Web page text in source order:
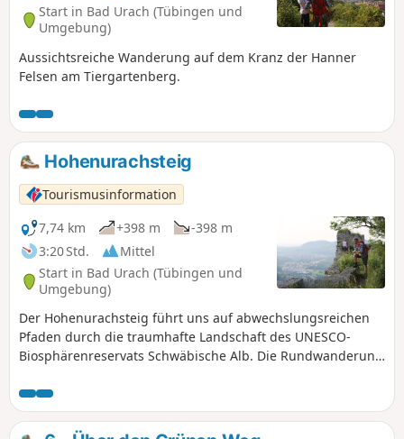
Start in Bad Urach (Tübingen und
Umgebung)
Aussichtsreiche Wanderung auf dem Kranz der Hanner
Felsen am Tiergartenberg.
Hohenurachsteig
Tourismusinformation
7,74 km
+398 m
-398 m
3:20 Std.
Mittel
Start in Bad Urach (Tübingen und
Umgebung)
Der Hohenurachsteig führt uns auf abwechslungsreichen
Pfaden durch die traumhafte Landschaft des UNESCO-
Biosphärenreservats Schwäbische Alb. Die Rundwanderung
Hanner Felsen. Dort werden wir mit einzigartigen
Ausblicken über die Stadt und die Hügellandschaft der
Schwäbischen Alb belohnt. Über schmale Waldpfade und